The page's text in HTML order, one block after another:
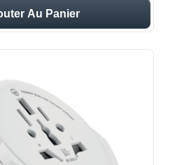
Au Panier